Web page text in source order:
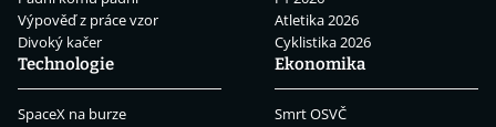
Výpověď z práce vzor
Divoký kačer
Atletika 2026
Cyklistika 2026
Technologie
SpaceX na burze
Ekonomika
Smrt OSVČ